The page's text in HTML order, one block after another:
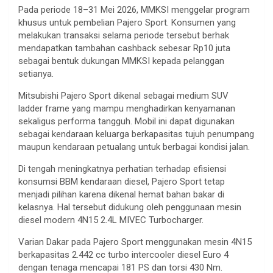
Pada periode 18–31 Mei 2026, MMKSI menggelar program
khusus untuk pembelian Pajero Sport. Konsumen yang
melakukan transaksi selama periode tersebut berhak
mendapatkan tambahan cashback sebesar Rp10 juta
sebagai bentuk dukungan MMKSI kepada pelanggan
setianya.
Mitsubishi Pajero Sport dikenal sebagai medium SUV
ladder frame yang mampu menghadirkan kenyamanan
sekaligus performa tangguh. Mobil ini dapat digunakan
sebagai kendaraan keluarga berkapasitas tujuh penumpang
maupun kendaraan petualang untuk berbagai kondisi jalan.
Di tengah meningkatnya perhatian terhadap efisiensi
konsumsi BBM kendaraan diesel, Pajero Sport tetap
menjadi pilihan karena dikenal hemat bahan bakar di
kelasnya. Hal tersebut didukung oleh penggunaan mesin
diesel modern 4N15 2.4L MIVEC Turbocharger.
Varian Dakar pada Pajero Sport menggunakan mesin 4N15
berkapasitas 2.442 cc turbo intercooler diesel Euro 4
dengan tenaga mencapai 181 PS dan torsi 430 Nm.